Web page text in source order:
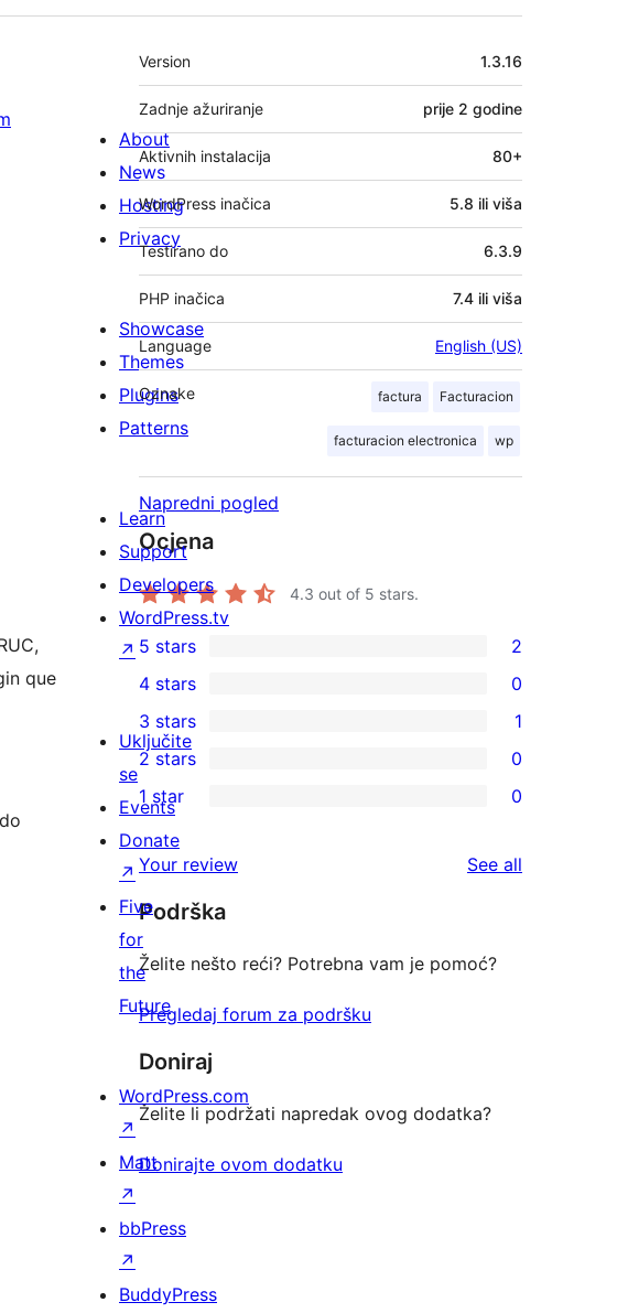
que
Meta
Version 1.3.16
Zadnje ažuriranje prije 2 godine
Aktivnih instalacija 80+
WordPress inačica 5.8 ili viša
Testirano do 6.3.9
PHP inačica 7.4 ili viša
Language English (US)
Oznake factura Facturacion
facturacion electronica wp
Napredni pogled
Ocjena
4.3 out of 5 stars.
2
5-
star
reviews
5 stars 2
4-
star
reviews
4 stars 0
1
3-
star
review
3 stars 1
2-
star
reviews
2 stars 0
0
1-
star
reviews
1 star 0
Your review See all
Podrška
Želite nešto reći? Potrebna vam je pomoć?
Pregledaj forum za podršku
Doniraj
Želite li podržati napredak ovog dodatka?
Donirajte ovom dodatku
About
News
Hosting
Privacy
Showcase
Themes
Plugins
Patterns
Learn
Support
Developers
WordPress.tv
↗
Uključite
se
Events
Donate
↗
Five
for
the
Future
WordPress.com
↗
Matt
↗
bbPress
↗
BuddyPress